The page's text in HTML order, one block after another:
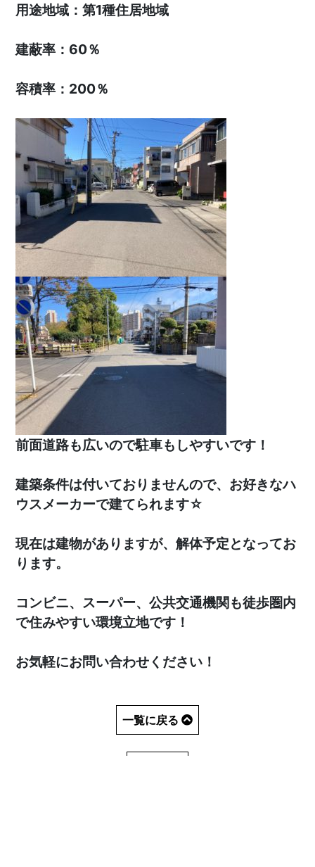
用途地域：第1種住居地域
建蔽率：60％
容積率：200％
前面道路も広いので駐車もしやすいです！
建築条件は付いておりませんので、 お好きなハ
ウスメーカーで建てられます☆
現在は建物がありますが、解体予定となってお
ります。
コンビニ、スーパー、公共交通機関も徒歩圏内
で住みやすい環境立地です！
お気軽にお問い合わせください！
一覧に戻る